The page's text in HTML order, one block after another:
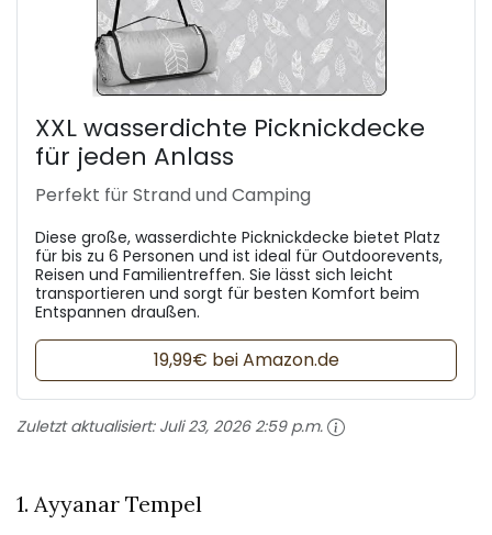
XXL wasserdichte Picknickdecke
für jeden Anlass
Perfekt für Strand und Camping
Diese große, wasserdichte Picknickdecke bietet Platz
für bis zu 6 Personen und ist ideal für Outdoorevents,
Reisen und Familientreffen. Sie lässt sich leicht
transportieren und sorgt für besten Komfort beim
Entspannen draußen.
19,99€ bei Amazon.de
Zuletzt aktualisiert: Juli 23, 2026 2:59 p.m.
1. Ayyanar Tempel